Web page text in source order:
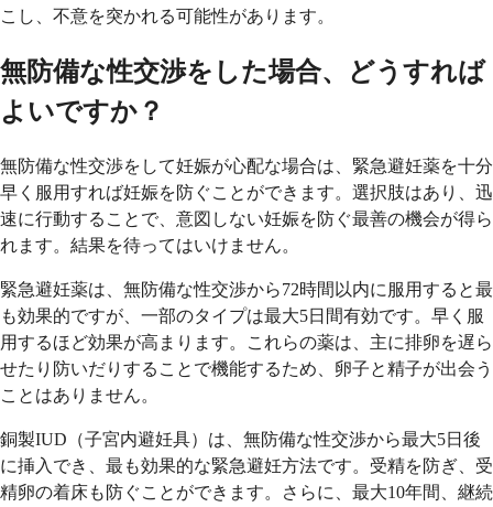
こし、不意を突かれる可能性があります。
無防備な性交渉をした場合、どうすれば
よいですか？
無防備な性交渉をして妊娠が心配な場合は、緊急避妊薬を十分
早く服用すれば妊娠を防ぐことができます。選択肢はあり、迅
速に行動することで、意図しない妊娠を防ぐ最善の機会が得ら
れます。結果を待ってはいけません。
緊急避妊薬は、無防備な性交渉から72時間以内に服用すると最
も効果的ですが、一部のタイプは最大5日間有効です。早く服
用するほど効果が高まります。これらの薬は、主に排卵を遅ら
せたり防いだりすることで機能するため、卵子と精子が出会う
ことはありません。
銅製IUD（子宮内避妊具）は、無防備な性交渉から最大5日後
に挿入でき、最も効果的な緊急避妊方法です。受精を防ぎ、受
精卵の着床も防ぐことができます。さらに、最大10年間、継続